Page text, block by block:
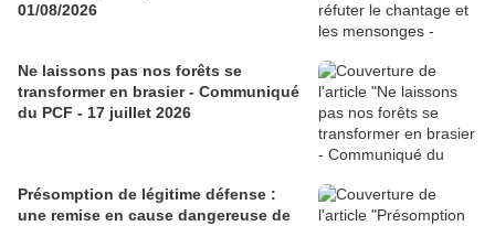
01/08/2026
Ne laissons pas nos forêts se
transformer en brasier - Communiqué
du PCF - 17 juillet 2026
Présomption de légitime défense :
une remise en cause dangereuse de